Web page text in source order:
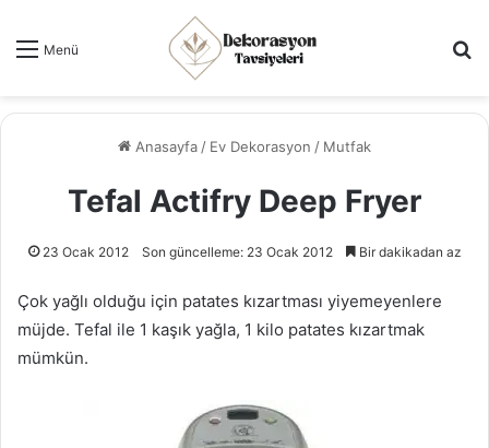
Menü
Anasayfa / Ev Dekorasyon / Mutfak
Tefal Actifry Deep Fryer
23 Ocak 2012 Son güncelleme: 23 Ocak 2012 Bir dakikadan az
Çok yağlı olduğu için patates kızartması yiyemeyenlere
müjde. Tefal ile 1 kaşık yağla, 1 kilo patates kızartmak
mümkün.